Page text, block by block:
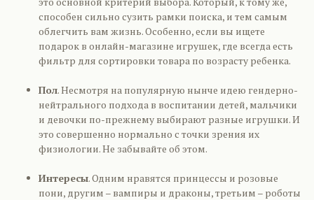
способен сильно сузить рамки поиска, и тем самым
облегчить вам жизнь. Особенно, если вы ищете
подарок в онлайн-магазине игрушек, где всегда есть
фильтр для сортировки товара по возрасту ребенка.
Пол. Несмотря на популярную нынче идею гендерно-
нейтрального подхода в воспитании детей, мальчики
и девочки по-прежнему выбирают разные игрушки. И
это совершенно нормально с точки зрения их
физиологии. Не забывайте об этом.
Интересы. Одним нравятся принцессы и розовые
пони, другим – вампиры и драконы, третьим – роботы